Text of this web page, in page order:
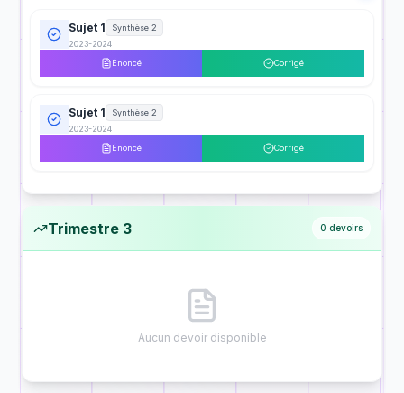
Sujet 1
Synthèse 2
2023-2024
Énoncé
Corrigé
Sujet 1
Synthèse 2
2023-2024
Énoncé
Corrigé
Trimestre 3 0 devoirs
Aucun devoir disponible